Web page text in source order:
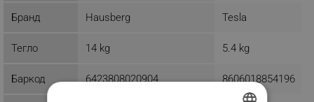
Бранд Hausberg Tesla
Тегло 14 kg 5.4 kg
Баркод 6423808020904 8606018854196